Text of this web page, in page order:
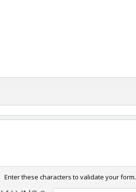
Enter these characters to validate your form.